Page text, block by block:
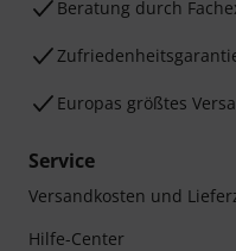
Beratung durch
Europas größtes
Service
Versandkosten und
Hilfe-Center